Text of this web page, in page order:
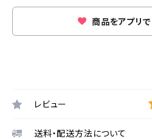
商品をアプリ
レビュー
送料・配送方法について